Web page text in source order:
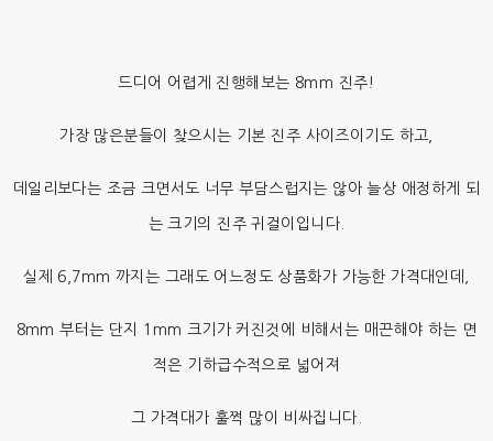
드디어 어렵게 진행해보는 8mm 진주!
가장 많은분들이 찾으시는 기본 진주 사이즈이기도 하고,
데일리보다는 조금 크면서도 너무 부담스럽지는 않아 늘상 애정하게 되
는 크기의 진주 귀걸이입니다.
실제 6,7mm 까지는 그래도 어느정도 상품화가 가능한 가격대인데,
8mm 부터는 단지 1mm 크기가 커진것에 비해서는 매끈해야 하는 면
적은 기하급수적으로 넓어져
그 가격대가 훌쩍 많이 비싸집니다.